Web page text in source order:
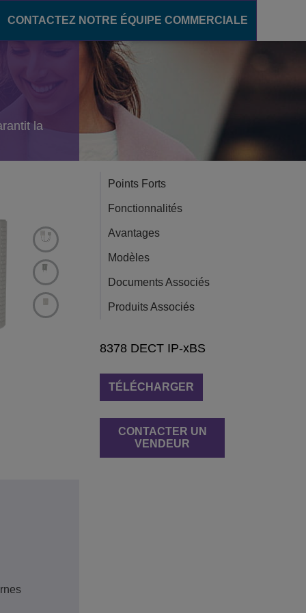
CONTACTEZ NOTRE ÉQUIPE COMMERCIALE
le secteur de l'éducation
campus intelligents
numérique
unifiées
la
Points Forts
Fonctionnalités
Avantages
Modèles
Documents Associés
Produits Associés
8378 DECT IP-xBS
TÉLÉCHARGER
CONTACTER UN
VENDEUR